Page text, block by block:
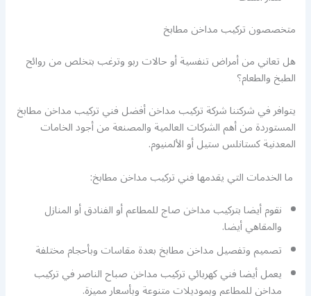
متخصصون تركيب مداخن مطابخ
هل تعاني من أمراض تنفسية أو حالات ربو وترغب بتخلص من روائح
الطبخ والطعام؟
يتوافر في شركتنا شركة تركيب مداخن أفضل فني تركيب مداخن مطابخ
المستوردة من أهم الشركات العالمية والمصنعة من أجود الخامات
المعدنية كستانلس ستيل أو الألمنيوم.
ما الخدمات التي يقدمها فني تركيب مداخن مطابخ:
نقوم أيضا بتركيب مداخن صاج للمطاعم أو الفنادق أو المنازل
والمقاهي أيضا.
تصميم وتفصيل مداخن مطابخ بعدة مقاسات وبأحجام مختلفة
يعمل أيضا فني كهربائي تركيب مداخن صباح الناصر في تركيب
مداخن للمطاعم وبموديلات متنوعة وبأسعار مميزة.